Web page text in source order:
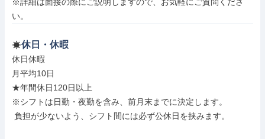
い。
休日・休暇
休日休暇
月平均10日
★年間休日120日以上
※シフトは日勤・夜勤を含み、前月末までに決定します。